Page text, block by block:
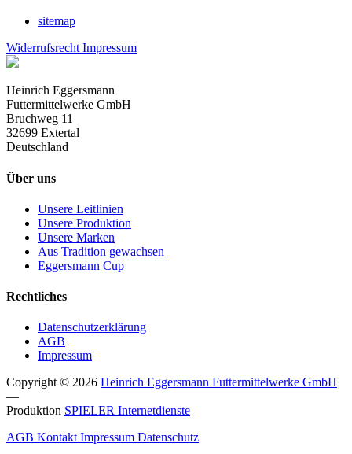
sitemap
Widerrufsrecht Impressum
Heinrich Eggersmann
Futtermittelwerke GmbH
Bruchweg 11
32699 Extertal
Deutschland
Über uns
Unsere Leitlinien
Unsere Produktion
Unsere Marken
Aus Tradition gewachsen
Eggersmann Cup
Rechtliches
Datenschutzerklärung
AGB
Impressum
Copyright © 2026 Heinrich Eggersmann Futtermittelwerke GmbH
—
Produktion SPIELER Internetdienste
AGB Kontakt Impressum Datenschutz